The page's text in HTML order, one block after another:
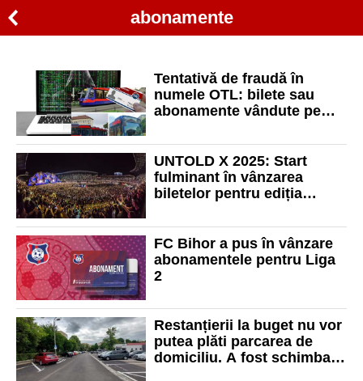
abonamente
Tentativă de fraudă în
numele OTL: bilete sau
abonamente vândute pe
UNTOLD X 2025: Start
fulminant în vânzarea
biletelor pentru ediția
FC Bihor a pus în vânzare
abonamentele pentru Liga
2
Restanțierii la buget nu vor
putea plăti parcarea de
domiciliu. A fost schimbată